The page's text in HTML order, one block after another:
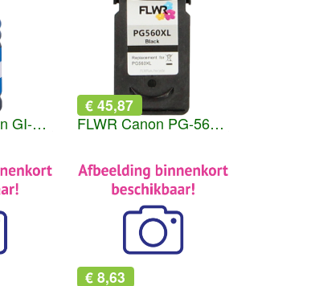
Huismerk Canon GI-50 cyaan
€ 45,87
FLWR Canon PG-560XL zwart
€ 8,63